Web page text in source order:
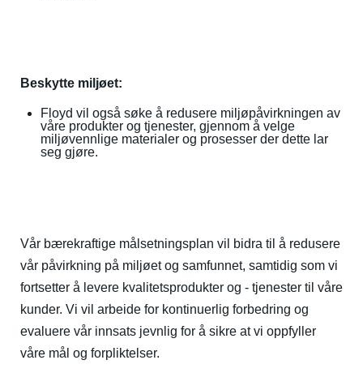
Beskytte miljøet:
Floyd vil også søke å redusere miljøpåvirkningen av
våre produkter og tjenester, gjennom å velge
miljøvennlige materialer og prosesser der dette lar
seg gjøre.
Vår bærekraftige målsetningsplan vil bidra til å redusere
vår påvirkning på miljøet og samfunnet, samtidig som vi
fortsetter å levere kvalitetsprodukter og - tjenester til våre
kunder. Vi vil arbeide for kontinuerlig forbedring og
evaluere vår innsats jevnlig for å sikre at vi oppfyller
våre mål og forpliktelser.